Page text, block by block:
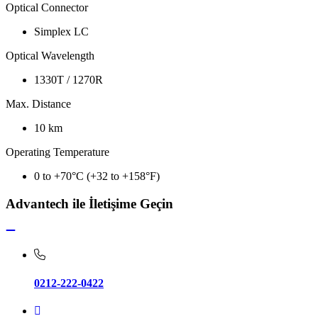
Optical Connector
Simplex LC
Optical Wavelength
1330T / 1270R
Max. Distance
10 km
Operating Temperature
0 to +70°C (+32 to +158°F)
Advantech ile İletişime Geçin
0212-222-0422